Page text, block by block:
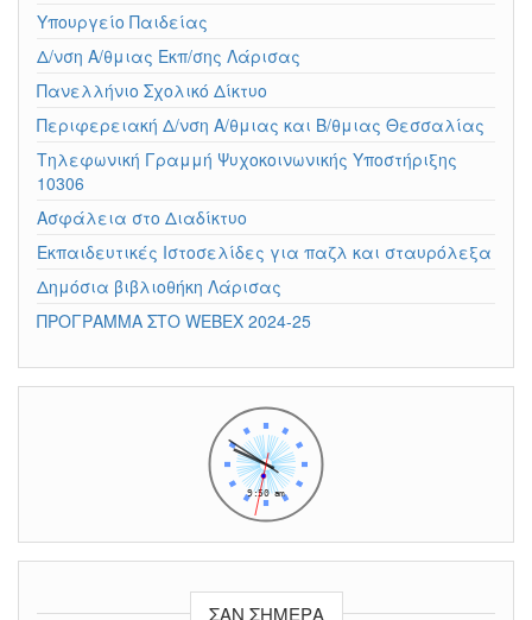
Υπουργείο Παιδείας
Δ/νση Α/θμιας Εκπ/σης Λάρισας
Πανελλήνιο Σχολικό Δίκτυο
Περιφερειακή Δ/νση Α/θμιας και Β/θμιας Θεσσαλίας
Τηλεφωνική Γραμμή Ψυχοκοινωνικής Υποστήριξης
10306
Ασφάλεια στο Διαδίκτυο
Εκπαιδευτικές Ιστοσελίδες για παζλ και σταυρόλεξα
Δημόσια βιβλιοθήκη Λάρισας
ΠΡΟΓΡΑΜΜΑ ΣΤΟ WEBEX 2024-25
ΣΑΝ ΣΉΜΕΡΑ